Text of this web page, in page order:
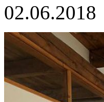
02.06.2018